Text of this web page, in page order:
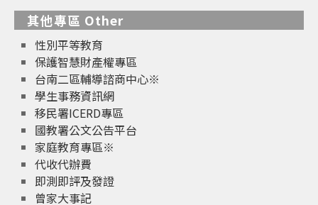
其他專區 Other
性別平等教育
保護智慧財產權專區
台南二區輔導諮商中心※
學生事務資訊網
移民署ICERD專區
國教署公文公告平台
家庭教育專區※
代收代辦費
即測即評及發證
曾家大事記